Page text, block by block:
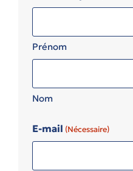
Prénom
Nom
E-mail (Nécessaire)